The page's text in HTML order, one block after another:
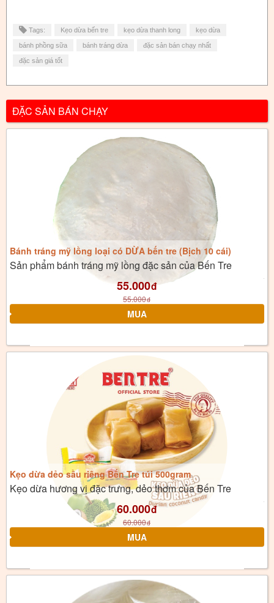
Tags: Kẹo dừa bến tre kẹo dừa thanh long kẹo dừa
bánh phồng sữa bánh tráng dừa đặc sản bán chạy nhất
đặc sản giá tốt
ĐẶC SẢN BÁN CHẠY
Bánh tráng mỹ lồng loại có DỪA bến tre (Bịch 10 cái)
Sản phẩm bánh tráng mỹ lồng đặc sản của Bến Tre
55.000đ
55.000đ
Kẹo dừa dẻo sầu riêng Bến Tre túi 500gram
Kẹo dừa hương vị đặc trưng, dẻo thơm của Bến Tre
60.000đ
60.000đ